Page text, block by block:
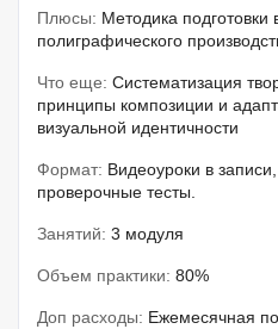
Плюсы: Методика подготовки
полиграфического
Что еще: Систематизация
принципы композиции и
визуальной идентичности
Формат: Видеоуроки в
проверочные тесты.
Занятий: 3 модуля
Объем практики: 80%
Доп расходы: Ежемесячная